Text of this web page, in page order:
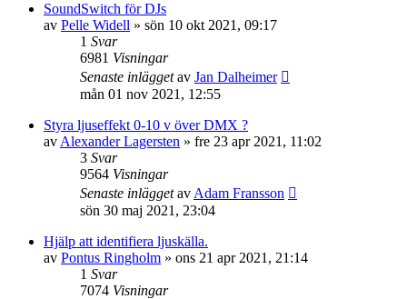
SoundSwitch för DJs
av Pelle Widell » sön 10 okt 2021, 09:17
1 Svar
6981 Visningar
Senaste inläggetav Jan Dalheimer
mån 01 nov 2021, 12:55
Styra ljuseffekt 0-10 v över DMX ?
av Alexander Lagersten » fre 23 apr 2021, 11:02
3 Svar
9564 Visningar
Senaste inläggetav Adam Fransson
sön 30 maj 2021, 23:04
Hjälp att identifiera ljuskälla.
av Pontus Ringholm » ons 21 apr 2021, 21:14
1 Svar
7074 Visningar